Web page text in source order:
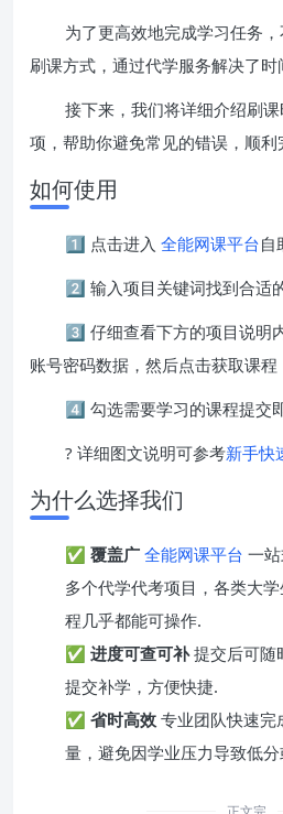
为了更高效地完成学习任务
刷课方式，通过代学服务解决了时
接下来，我们将详细介绍刷
项，帮助你避免常见的错误，顺利
如何使用
1️⃣ 点击进入 全能网课平台自
2️⃣ 输入项目关键词找到合适
3️⃣ 仔细查看下方的项目说明
账号密码数据，然后点击获取课程
4️⃣ 勾选需要学习的课程提交
? 详细图文说明可参考新手快
为什么选择我们
✅ 覆盖广 全能网课平台 一
多个代学代考项目，各类大
程几乎都能可操作.
✅ 进度可查可补提交后可随
提交补学，方便快捷.
✅ 省时高效 专业团队快速完
量，避免因学业压力导致低分